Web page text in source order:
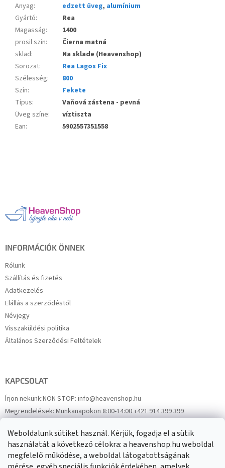
Weboldalunk sütiket használ. Kérjük, fogadja el a sütik
használatát a következő célokra: a heavenshop.hu weboldal
megfelelő működése, a weboldal látogatottságának
Anyag: edzett üveg, alumínium
Gyártó:
Rea
Magasság:
1400
prosil szín:
Čierna matná
sklad:
Na sklade (Heavenshop)
Sorozat:
Rea Lagos Fix
Szélesség:
800
Szín:
Fekete
Típus:
Vaňová zástena - pevná
Üveg színe:
víztiszta
Ean: 5902557351558
INFORMÁCIÓK ÖNNEK
Rólunk
Szállítás és fizetés
Adatkezelés
Elállás a szerződéstől
Névjegy
Visszaküldési politika
Általános Szerződési Feltételek
KAPCSOLAT
Írjon nekünk:NON STOP: info@heavenshop.hu
Megrendelések:Munkanapokon 8:00-14:00 +421 914 399 399
FacebookHeavenShop.sk